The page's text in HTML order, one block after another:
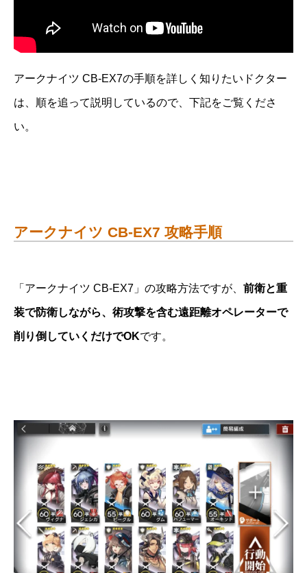
アークナイツ CB-EX7の手順を詳しく知りたいドクター
は、順を追って説明しているので、下記をご覧くださ
い。
アークナイツ CB-EX7 攻略手順
「アークナイツ CB-EX7」の攻略方法ですが、 前衛と重
装で防衛しながら、術攻撃を含む遠距離オペレーターで
削り倒していくだけでOKです。